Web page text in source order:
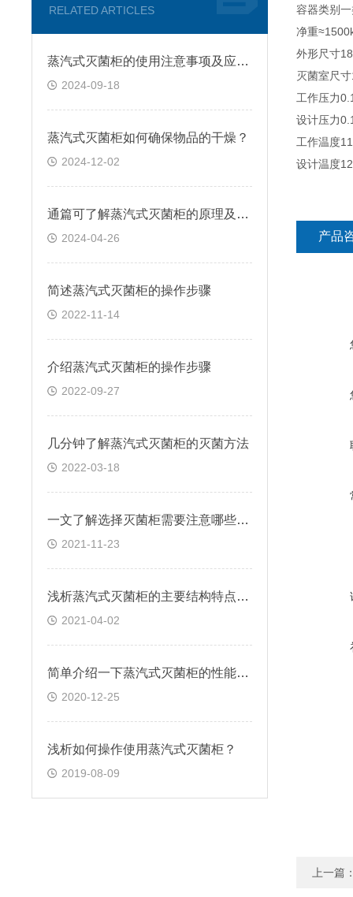
容器类别
净重
外形尺寸
灭菌室尺
工作压力
设计压力
工作温度
设计温度
产品
上一篇
RELATED ARTICLES
蒸汽式灭菌柜的使用注意事项及应用介绍
2024-09-18
蒸汽式灭菌柜如何确保物品的干燥？
2024-12-02
通篇可了解蒸汽式灭菌柜的原理及优点
2024-04-26
简述蒸汽式灭菌柜的操作步骤
2022-11-14
介绍蒸汽式灭菌柜的操作步骤
2022-09-27
几分钟了解蒸汽式灭菌柜的灭菌方法
2022-03-18
一文了解选择灭菌柜需要注意哪些内容？
2021-11-23
浅析蒸汽式灭菌柜的主要结构特点是是什么？
2021-04-02
简单介绍一下蒸汽式灭菌柜的性能特点
2020-12-25
浅析如何操作使用蒸汽式灭菌柜？
2019-08-09